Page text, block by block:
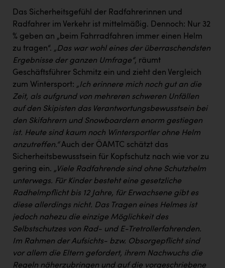
Das Sicherheitsgefühl der Radfahrerinnen und
Radfahrer im Verkehr ist mittelmäßig. Dennoch: Nur 32
% geben an „beim Fahrradfahren immer einen Helm
zu tragen“. „Das war wohl eines der überraschendsten
Ergebnisse der ganzen Umfrage“, räumt
Geschäftsführer Schmitz ein und zieht den Vergleich
zum Wintersport: „Ich erinnere mich noch gut an die
Zeit, als aufgrund von mehreren schweren Unfällen
auf den Skipisten das Verantwortungsbewusstsein bei
den Skifahrern und Snowboardern enorm gestiegen
ist. Heute sind kaum noch Wintersportler ohne Helm
anzutreffen.“Auch der ÖAMTC schätzt das
Sicherheitsbewusstsein für Kopfschutz nach wie vor zu
gering ein. „Viele Radfahrende sind ohne Schutzhelm
unterwegs. Für Kinder besteht eine gesetzliche
Radhelmpflicht bis 12 Jahre, für Erwachsene gibt es
diese allerdings nicht. Das Tragen eines Helmes ist
jedoch nahezu die einzige Möglichkeit des
Selbstschutzes von Rad- und E-Tretrollerfahrenden.
Im Rahmen der Aufsichts- bzw. Obsorgepflicht sind
vor allem die Eltern gefordert, ihrem Nachwuchs die
Regeln näherzubringen und auf die vorgeschriebene